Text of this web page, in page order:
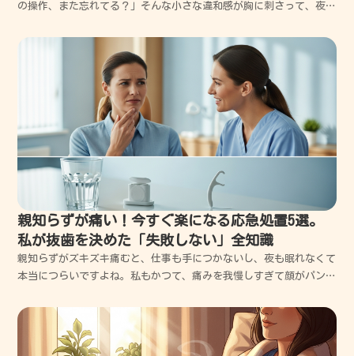
の操作、また忘れてる？」そんな小さな違和感が胸に刺さって、夜も
よ」と伝えたいです。私は、親の異変に気づきながらも、対応を間違
えて何度も衝突し、後悔の涙を流してきた失敗だらけの人間...
親知らずが痛い！今すぐ楽になる応急処置5選。
私が抜歯を決めた「失敗しない」全知識
親知らずがズキズキ痛むと、仕事も手につかないし、夜も眠れなくて
本当につらいですよね。私もかつて、痛みを我慢しすぎて顔がパンパ
ます。今回は、今すぐその痛みを和らげる応急処置と、後悔しないた
めの抜歯の知識を、私の失敗談も交えて分かりやすくお伝...